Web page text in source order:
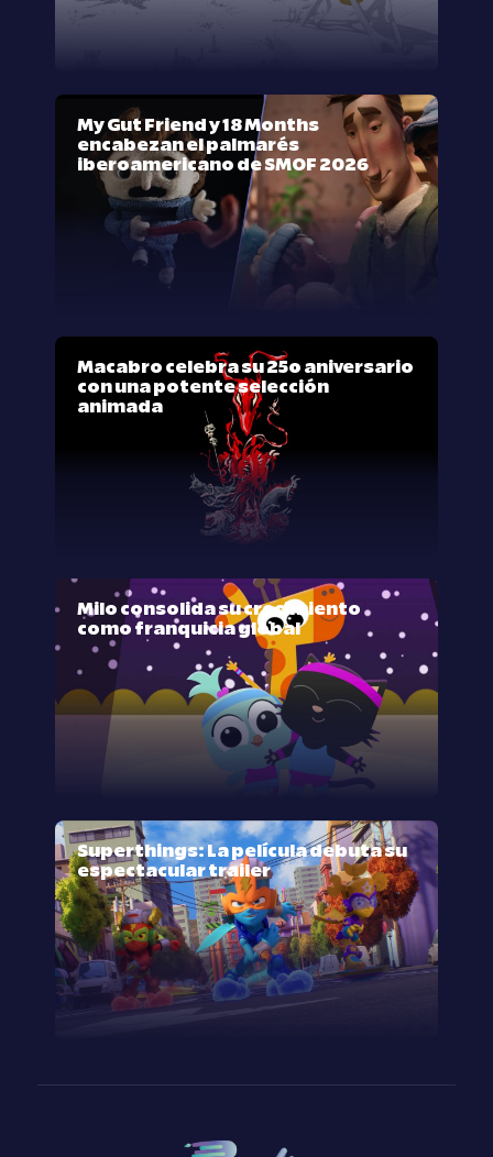
My Gut Friend y 18 Months
encabezan el palmarés
iberoamericano de SMOF 2026
Macabro celebra su 25º aniversario
con una potente selección
animada
Milo consolida su crecimiento
como franquicia global
Superthings: La película debuta su
espectacular trailer